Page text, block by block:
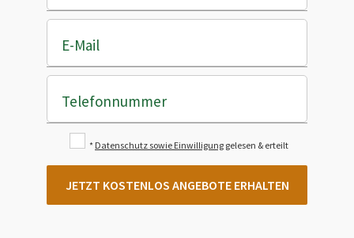
E-Mail
Telefonnummer
* Datenschutz sowie Einwilligung gelesen & erteilt
JETZT KOSTENLOS ANGEBOTE ERHALTEN